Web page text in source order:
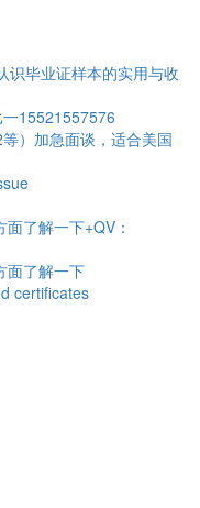
识毕业证样本的实用与收
15521557576
）加急面谈，适合美国
了解一下+QV：
面了解一下
certificates